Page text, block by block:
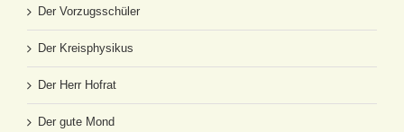
Der Vorzugsschüler
Der Kreisphysikus
Der Herr Hofrat
Der gute Mond